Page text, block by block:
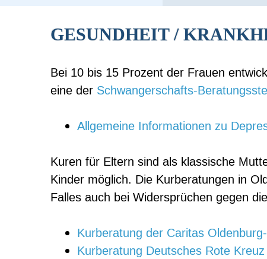
GESUNDHEIT /
Bei 10 bis 15 Prozent der Frauen
eine der Schwangerschafts-
Allgemeine Informationen zu
Kuren für Eltern sind als klassische
Kinder möglich. Die Kurberatungen in
Falles auch bei Widersprüchen gegen
Kurberatung der Caritas
Kurberatung Deutsches Rote